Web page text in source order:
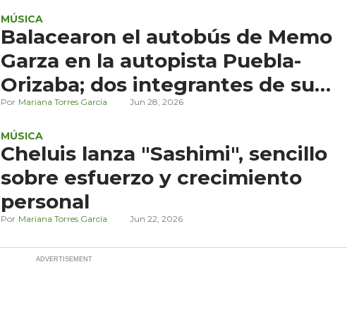
MÚSICA
Balacearon el autobús de Memo
Garza en la autopista Puebla-
Orizaba; dos integrantes de su
equipo resultaron heridos
Mariana Torres García Jun 28, 2026
MÚSICA
Cheluis lanza "Sashimi", sencillo
sobre esfuerzo y crecimiento
personal
Mariana Torres García Jun 22, 2026